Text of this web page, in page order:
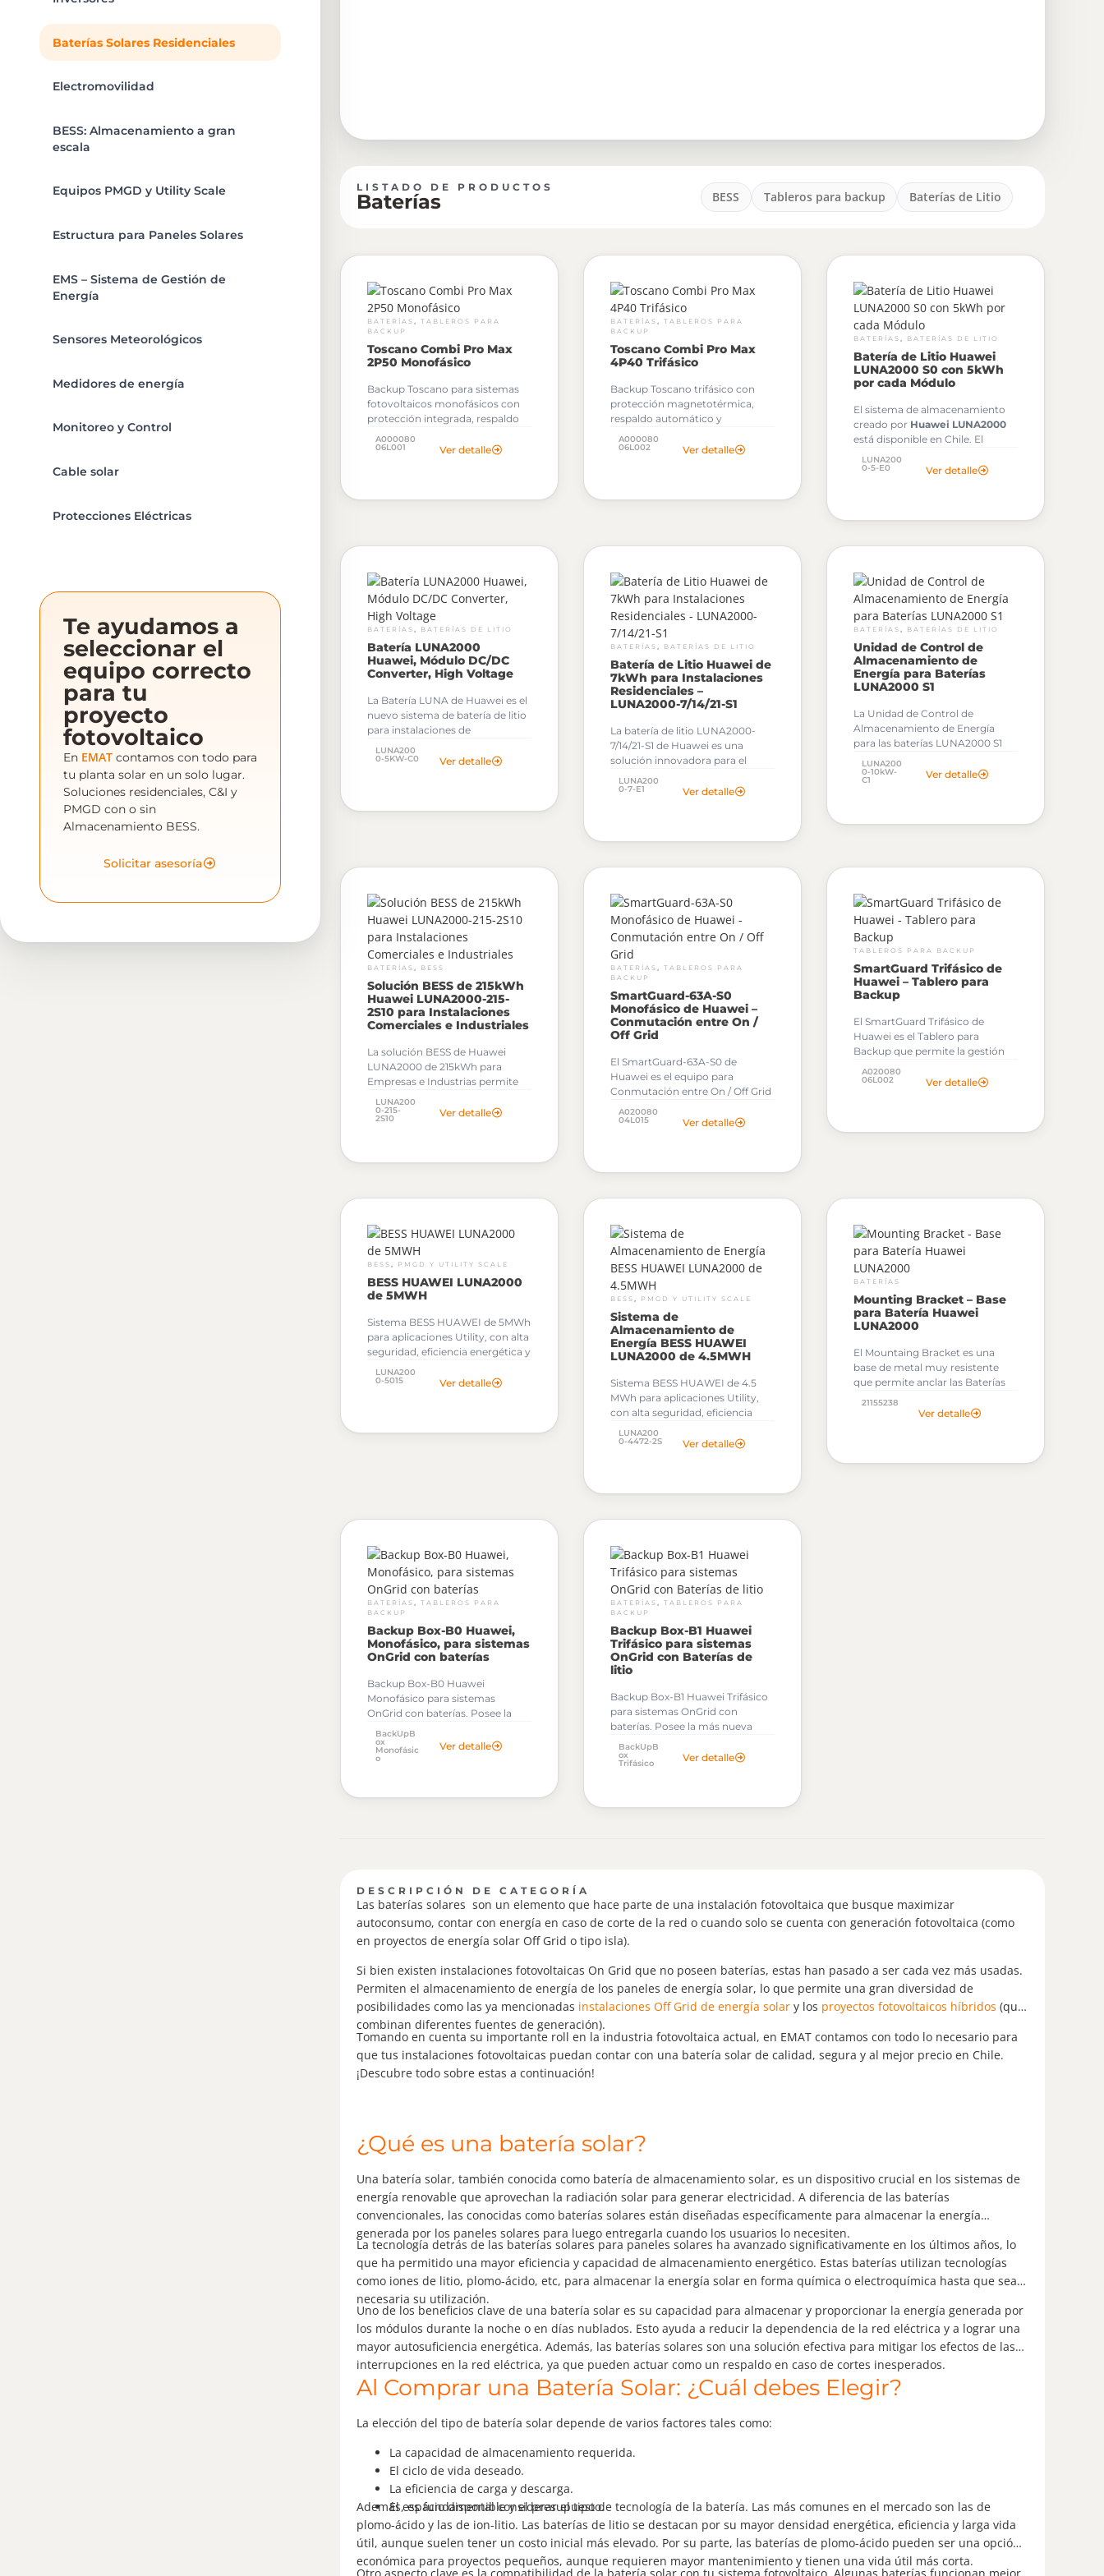
Baterías Solares Residenciales
Electromovilidad
BESS: Almacenamiento a gran
escala
Equipos PMGD y Utility Scale
Estructura para Paneles Solares
EMS – Sistema de Gestión de
Energía
Sensores Meteorológicos
Medidores de energía
Monitoreo y Control
Cable solar
Protecciones Eléctricas
Te ayudamos a
seleccionar el
equipo correcto
para tu
proyecto
fotovoltaico
En EMAT contamos con todo para
tu planta solar en un solo lugar.
Soluciones residenciales, C&I y
PMGD con o sin
Almacenamiento BESS.
Solicitar asesoría
LISTADO DE PRODUCTOS
Baterías BESS Tableros para backup Baterías de Litio
BATERÍAS
TABLEROS PARA
BACKUP
Toscano Combi Pro Max
2P50 Monofásico
Backup Toscano para sistemas
fotovoltaicos monofásicos con
protección integrada, respaldo
automático y montaje DIN.
A000080
06L001 Ver detalle
BATERÍAS
TABLEROS PARA
BACKUP
Toscano Combi Pro Max
4P40 Trifásico
Backup Toscano trifásico con
protección magnetotérmica,
respaldo automático y
protección contra
sobretensiones.
A000080
06L002 Ver detalle
BATERÍAS BATERÍAS DE LITIO
Batería de Litio Huawei
LUNA2000 S0 con 5kWh
por cada Módulo
El sistema de almacenamiento
creado por Huawei LUNA2000
está disponible en Chile. El
sistema es modular con baterías
de litio desde 5kWh hasta 15kWh.
LUNA200
0-5-E0 Ver detalle
BATERÍAS BATERÍAS DE LITIO
Batería LUNA2000
Huawei, Módulo DC/DC
Converter, High Voltage
La Batería LUNA de Huawei es el
nuevo sistema de batería de litio
para instalaciones de
autoconsumo fotovoltaico
Huawei LUNA2000.
LUNA200
0-5KW-C0 Ver detalle
BATERÍAS BATERÍAS DE LITIO
Batería de Litio Huawei de
7kWh para Instalaciones
Residenciales –
LUNA2000-7/14/21-S1
La batería de litio LUNA2000-
7/14/21-S1 de Huawei es una
solución innovadora para el
almacenamiento de energía
solar en el segmento residencial.
LUNA200
0-7-E1 Ver detalle
BATERÍAS BATERÍAS DE LITIO
Unidad de Control de
Almacenamiento de
Energía para Baterías
LUNA2000 S1
La Unidad de Control de
Almacenamiento de Energía
para las baterías LUNA2000 S1
es un componente esencial del
sistema de almacenamiento de
LUNA200
0-10kW-
C1 Ver detalle
BATERÍAS BESS
Solución BESS de 215kWh
Huawei LUNA2000-215-
2S10 para Instalaciones
Comerciales e Industriales
La solución BESS de Huawei
LUNA2000 de 215kWh para
Empresas e Industrias permite
energía para una operación
ininterrumpida, ahorro
diferentes escenarios.
LUNA200
0-215-
2S10 Ver detalle
BATERÍAS
TABLEROS PARA
BACKUP
SmartGuard-63A-S0
Monofásico de Huawei –
Conmutación entre On /
Off Grid
El SmartGuard-63A-S0 de
Huawei es el equipo para
Conmutación entre On / Off Grid
en instalaciones residenciales
monofásicas compatible con
A020080
04L015 Ver detalle
TABLEROS PARA BACKUP
SmartGuard Trifásico de
Huawei – Tablero para
Backup
El SmartGuard Trifásico de
Huawei es el Tablero para
Backup que permite la gestión
entre Ongrid y Offgrid en la
planta fotovoltaica. Gracias a
A020080
06L002 Ver detalle
BESS PMGD Y UTILITY SCALE
BESS HUAWEI LUNA2000
de 5MWH
Sistema BESS HUAWEI de 5MWh
para aplicaciones Utility, con alta
seguridad, eficiencia energética y
arquitectura modular
inteligente.
LUNA200
0-5015 Ver detalle
BESS PMGD Y UTILITY SCALE
Sistema de
Almacenamiento de
Energía BESS HUAWEI
LUNA2000 de 4.5MWH
Sistema BESS HUAWEI de 4.5
MWh para aplicaciones Utility,
con alta seguridad, eficiencia
energética y arquitectura
modular inteligente.
LUNA200
0-4472-2S Ver detalle
BATERÍAS
Mounting Bracket – Base
para Batería Huawei
LUNA2000
El Mountaing Bracket es una
base de metal muy resistente
que permite anclar las Baterías
de Litio LUNA2000 a la pared.
21155238
Ver detalle
BATERÍAS
TABLEROS PARA
BACKUP
Backup Box-B0 Huawei,
Monofásico, para sistemas
OnGrid con baterías
Backup Box-B0 Huawei
Monofásico para sistemas
OnGrid con baterías. Posee la
más nueva tecnología digital y
online para soluciones
residenciales.
BackUpB
ox
Monofásic
o
Ver detalle
BATERÍAS
TABLEROS PARA
BACKUP
Backup Box-B1 Huawei
Trifásico para sistemas
OnGrid con Baterías de
litio
Backup Box-B1 Huawei Trifásico
para sistemas OnGrid con
baterías. Posee la más nueva
tecnología digital y online para
soluciones residenciales.
BackUpB
ox
Trifásico Ver detalle
DESCRIPCIÓN DE CATEGORÍA
Las baterías solares son un elemento que hace parte de una instalación fotovoltaica que busque maximizar
autoconsumo, contar con energía en caso de corte de la red o cuando solo se cuenta con generación fotovoltaica (como
en proyectos de energía solar Off Grid o tipo isla).
Si bien existen instalaciones fotovoltaicas On Grid que no poseen baterías, estas han pasado a ser cada vez más usadas.
Permiten el almacenamiento de energía de los paneles de energía solar, lo que permite una gran diversidad de
posibilidades como las ya mencionadas instalaciones Off Grid de energía solar y los proyectos fotovoltaicos híbridos (que
combinan diferentes fuentes de generación).
Tomando en cuenta su importante roll en la industria fotovoltaica actual, en EMAT contamos con todo lo necesario para
que tus instalaciones fotovoltaicas puedan contar con una batería solar de calidad, segura y al mejor precio en Chile.
¡Descubre todo sobre estas a continuación!
¿Qué es una batería solar?
Una batería solar, también conocida como batería de almacenamiento solar, es un dispositivo crucial en los sistemas de
energía renovable que aprovechan la radiación solar para generar electricidad. A diferencia de las baterías
convencionales, las conocidas como baterías solares están diseñadas específicamente para almacenar la energía
generada por los paneles solares para luego entregarla cuando los usuarios lo necesiten.
La tecnología detrás de las baterías solares para paneles solares ha avanzado significativamente en los últimos años, lo
que ha permitido una mayor eficiencia y capacidad de almacenamiento energético. Estas baterías utilizan tecnologías
como iones de litio, plomo-ácido, etc, para almacenar la energía solar en forma química o electroquímica hasta que sea
necesaria su utilización.
Uno de los beneficios clave de una batería solar es su capacidad para almacenar y proporcionar la energía generada por
los módulos durante la noche o en días nublados. Esto ayuda a reducir la dependencia de la red eléctrica y a lograr una
mayor autosuficiencia energética. Además, las baterías solares son una solución efectiva para mitigar los efectos de las
interrupciones en la red eléctrica, ya que pueden actuar como un respaldo en caso de cortes inesperados.
Al Comprar una Batería Solar: ¿Cuál debes Elegir?
La elección del tipo de batería solar depende de varios factores tales como:
La capacidad de almacenamiento requerida.
El ciclo de vida deseado.
La eficiencia de carga y descarga.
El espacio disponible y el presupuesto.
Además, es fundamental considerar el tipo de tecnología de la batería. Las más comunes en el mercado son las de
plomo-ácido y las de ion-litio. Las baterías de litio se destacan por su mayor densidad energética, eficiencia y larga vida
útil, aunque suelen tener un costo inicial más elevado. Por su parte, las baterías de plomo-ácido pueden ser una opción
económica para proyectos pequeños, aunque requieren mayor mantenimiento y tienen una vida útil más corta.
Otro aspecto clave es la compatibilidad de la batería solar con tu sistema fotovoltaico. Algunas baterías funcionan mejor